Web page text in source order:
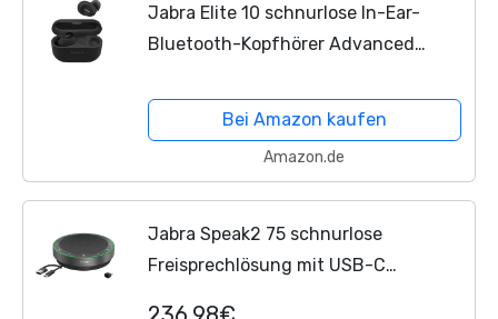
Jabra Elite 10 schnurlose In-Ear-
Bluetooth-Kopfhörer Advanced
eingebauten Mikrofonen und Dolby
Atmos Sound - Schwarz-Glänzend
Bei Amazon kaufen
Amazon.de
Jabra Speak2 75 schnurlose
Freisprechlösung mit USB-C